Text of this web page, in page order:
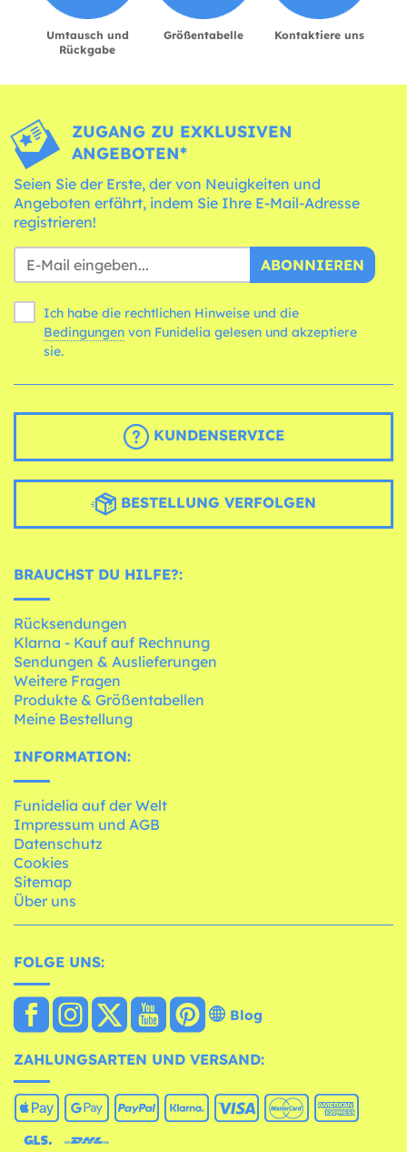
Umtausch und
Rückgabe
Größentabelle Kontaktiere uns
ZUGANG ZU EXKLUSIVEN
ANGEBOTEN*
Seien Sie der Erste, der von Neuigkeiten und
Angeboten erfährt, indem Sie Ihre E-Mail-Adresse
registrieren!
ABONNIEREN
Ich habe die rechtlichen Hinweise und die
Bedingungen
sie.
KUNDENSERVICE
BESTELLUNG VERFOLGEN
BRAUCHST DU HILFE?:
Rücksendungen
Klarna - Kauf auf Rechnung
Sendungen & Auslieferungen
Weitere Fragen
Produkte & Größentabellen
Meine Bestellung
INFORMATION:
Funidelia auf der Welt
Impressum und AGB
Datenschutz
Cookies
Sitemap
Über uns
FOLGE UNS:
Blog
ZAHLUNGSARTEN UND VERSAND: